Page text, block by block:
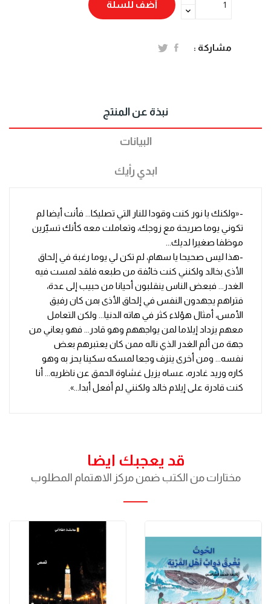
أضف للسلة
مشاركة :
نبذة عن المنتج
البيانات
ابدي رأيك
-«ولكنك يا نور كنت وقودا للنار التي تصليكا... فأنت أيضا لم
تكوني يوما صريحة مع زوجك، وتعاملت معه كأنك تسيّرين
موظفا صغيرا لديك...
-هذا ليس صحيحا يا سهام، لم تكن لي يوما رغبة في إلحاق
الأذى بخالد ولكنني كنت خائفة من طبعه فلقد لمست فيه
الغدر... فبعض الناس ينقلبون أحيانا من حبيب إلى عدة،
فتراهم يجهدون النفس في إلحاق الأذى بمن كان رفيق
الأمس، أمثال هؤلاء كثر في هاته الدنيا... ولكن التعامل
معهم يزداد إيلاما لمن يواجههم وهو قادر... فهو يعاني من
جهة من ألم الغدر الذي ناله ممن كان يعتبرهم بعض
نفسه... ومن أخرى ينزف وجعا لمسكه سكينا يحز به وهو
كاره ورید غادره، عساه يزيل غشاوة الحمق عن ناظريه... أنا
كنت قادرة على إيلام خالد ولكنني لم أفعل أبدا...».
قد يعجبك ايضا
مختارات من الكتب ضمن مركز الاهتمام المطلوب